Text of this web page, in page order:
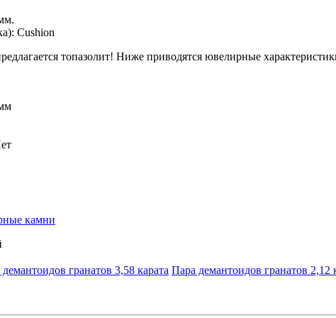
Cushion
топазолит! Ниже приводятся ювелирные
камни
гранатов 3,58 карата Пара демантоидов гранатов 2,12